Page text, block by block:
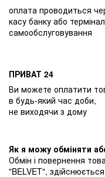
оплата проводиться
касу банку або термінал
самообслуговування
ПРИВАТ 24
Ви можете оплатити
в будь-який час доби,
не виходячи з дому
Як я можу обміняти
Обмін і повернення
"BELVET",